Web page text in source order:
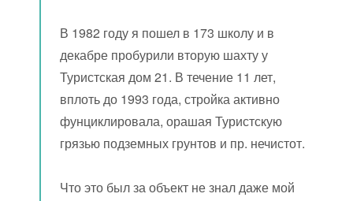
В 1982 году я пошел в 173 школу и в
декабре пробурили вторую шахту у
Туристская дом 21. В течение 11 лет,
вплоть до 1993 года, стройка активно
фунциклировала, орашая Туристскую
грязью подземных грунтов и пр. нечистот.
Что это был за объект не знал даже мой